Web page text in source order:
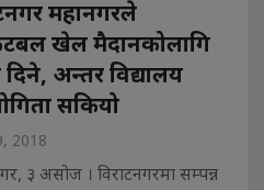
महानगरले
खेल मैदानकोलागि
अन्तर विद्यालय
सकियो
2018
३ असोज । विराटनगरमा सम्पन्न